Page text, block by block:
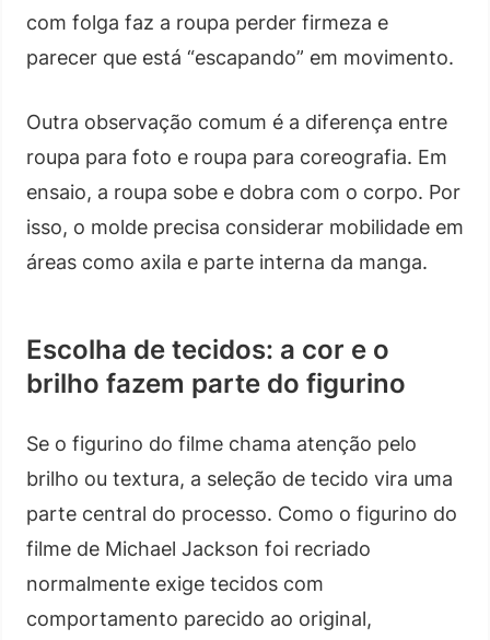
com folga faz a roupa perder firmeza e
parecer que está “escapando” em movimento.
Outra observação comum é a diferença entre
roupa para foto e roupa para coreografia. Em
ensaio, a roupa sobe e dobra com o corpo. Por
isso, o molde precisa considerar mobilidade em
áreas como axila e parte interna da manga.
Escolha de tecidos: a cor e o
brilho fazem parte do figurino
Se o figurino do filme chama atenção pelo
brilho ou textura, a seleção de tecido vira uma
parte central do processo. Como o figurino do
filme de Michael Jackson foi recriado
normalmente exige tecidos com
comportamento parecido ao original,